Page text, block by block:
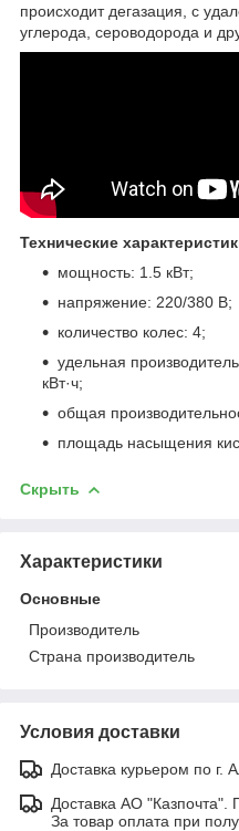
происходит дегазация, с
углерода, сероводорода и
Технические
мощность: 1.5 кВт;
напряжение: 220/380 В;
количество колес: 4;
удельная
кВт·ч;
общая
площадь насыщения
Скрыть
Характеристики
Основные
Производитель
Страна производитель
Условия доставки
Доставка курьером по г.
Доставка АО "Казпочта".
За товар оплата при